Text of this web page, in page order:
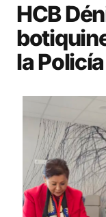
HCB
la